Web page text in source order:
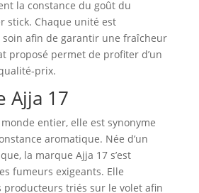
la constance du goût du
stick. Chaque unité est
soin afin de garantir une fraîcheur
proposé permet de profiter d’un
Ajja 17
entier, elle est synonyme
aromatique. Née d’un
la marque Ajja 17 s’est
fumeurs exigeants. Elle
producteurs triés sur le volet afin